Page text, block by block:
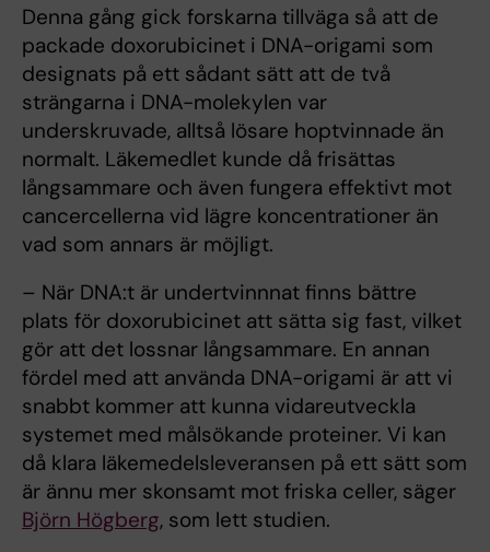
Denna gång gick forskarna tillväga så att de
packade doxorubicinet i DNA-origami som
designats på ett sådant sätt att de två
strängarna i DNA-molekylen var
underskruvade, alltså lösare hoptvinnade än
normalt. Läkemedlet kunde då frisättas
långsammare och även fungera effektivt mot
cancercellerna vid lägre koncentrationer än
vad som annars är möjligt.
– När DNA:t är undertvinnnat finns bättre
plats för doxorubicinet att sätta sig fast, vilket
gör att det lossnar långsammare. En annan
fördel med att använda DNA-origami är att vi
snabbt kommer att kunna vidareutveckla
systemet med målsökande proteiner. Vi kan
då klara läkemedelsleveransen på ett sätt som
är ännu mer skonsamt mot friska celler, säger
Björn Högberg, som lett studien.